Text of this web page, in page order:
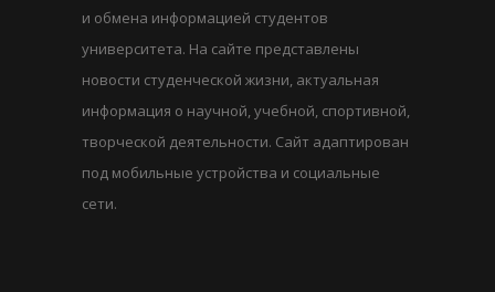
и обмена информацией студентов
университета. На сайте представлены
новости студенческой жизни, актуальная
информация о научной, учебной, спортивной,
творческой деятельности. Сайт адаптирован
под мобильные устройства и социальные
сети.